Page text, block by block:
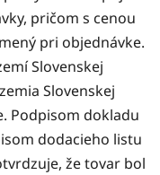
pričom s cenou
pri objednávke.
Slovenskej
Slovenskej
Podpisom dokladu
dodacieho listu
že tovar bol